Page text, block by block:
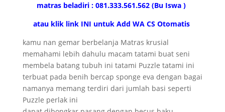
matras beladiri : 081.333.561.562 (Bu Iswa )
atau klik link INI untuk Add WA CS Otomatis
kamu nan gemar berbelanja Matras krusial
memahami lebih dahulu macam tatami buat seni
membela batang tubuh ini tatami Puzzle tatami ini
terbuat pada benih bercap sponge eva dengan bagai
namanya memang terdiri dari jumlah basi seperti
Puzzle perlak ini